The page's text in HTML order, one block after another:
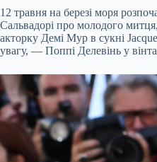
12 травня на березі моря
Сальвадорі про молодого
акторку Демі Мур в сукні
увагу, — Поппі Делевінь у